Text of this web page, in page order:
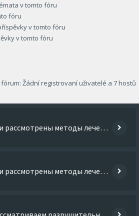
v tomto fóru
fóru
v tomto fóru
v tomto fóru
Žádní registrovaní uživatelé a 7 hostů
В этом исследовании рассмотрены методы лечения зависимостей и их эффективность. Мы проанализируем различные подходы, исп
В этом исследовании рассмотрены методы лечения зависимостей и их эффективность. Мы проанализируем различные подходы, исп